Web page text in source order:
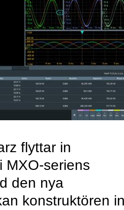
flyttar in
MXO-seriens
den nya
konstruktören